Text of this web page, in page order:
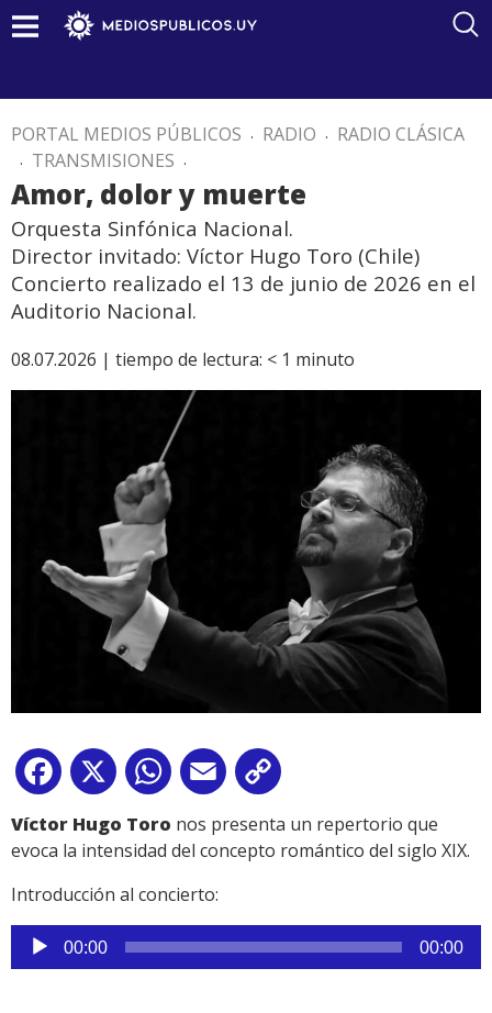
PORTAL MEDIOS PÚBLICOS . RADIO . RADIO CLÁSICA
. TRANSMISIONES .
Amor, dolor y muerte
Orquesta Sinfónica Nacional.
Director invitado: Víctor Hugo Toro (Chile)
Concierto realizado el 13 de junio de 2026 en el
Auditorio Nacional.
08.07.2026 | tiempo de lectura: < 1 minuto
Facebook
X WhatsApp
Email
Link
Víctor Hugo Toro nos presenta un repertorio que
evoca la intensidad del concepto romántico del siglo XIX.
Introducción al concierto:
Reproductor
de
00:00 00:00